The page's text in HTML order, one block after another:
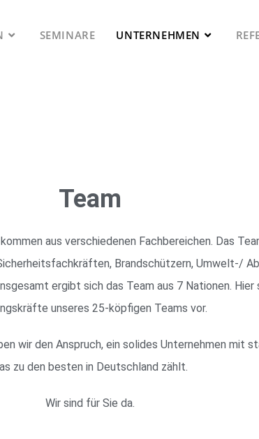
SEMINARE UNTERNEHMEN
Team
aus verschiedenen Fachbereichen. Das
Brandschützern, Umwelt-/
ergibt sich das Team aus 7 Nationen. Hier
unseres 25-köpfigen Teams vor.
wir den Anspruch, ein solides Unternehmen mit
zu den besten in Deutschland zählt.
Wir sind für Sie da.